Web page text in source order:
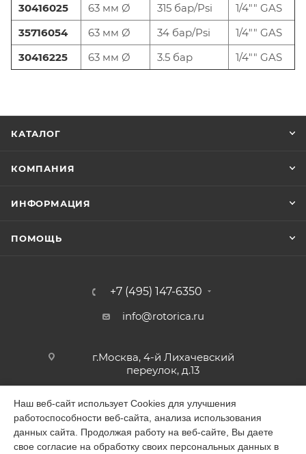
30416025
63 мм Ø 315 бар/Psi
1/4"" GAS
35716054
63 мм Ø 34 бар/Psi
1/4"" GAS
30416225
63 мм Ø 3.5 бар 1/4"" GAS
КАТАЛОГ
КОМПАНИЯ
ИНФОРМАЦИЯ
ПОМОЩЬ
+7 (495) 147-6350
info@rotorica.ru
г.Москва, 4-й Лихачевский
переулок, д.13
2026 © GALAGAR
Наш веб-сайт использует Cookies для улучшения
работоспособности веб-сайта, анализа использования
данных сайта. Продолжая работу на веб-сайте, Вы даете
свое согласие на обработку своих персональных данных в